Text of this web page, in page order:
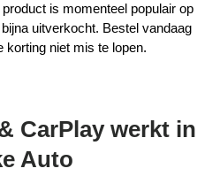
product is momenteel populair op
uitverkocht. Bestel vandaag
korting niet mis te lopen.
CarPlaywerkt in
Auto